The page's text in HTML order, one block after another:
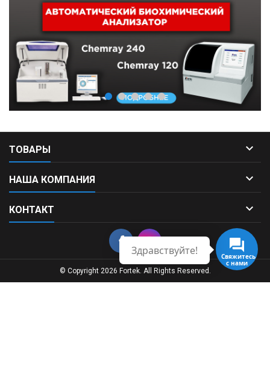
ТОВАРЫ 
НАША КОМПАНИЯ 
КОНТАКТ 
Свяжитесь
с нами
Здравствуйте!
© Copyright 2026 Fortek. All Rights Reserved.